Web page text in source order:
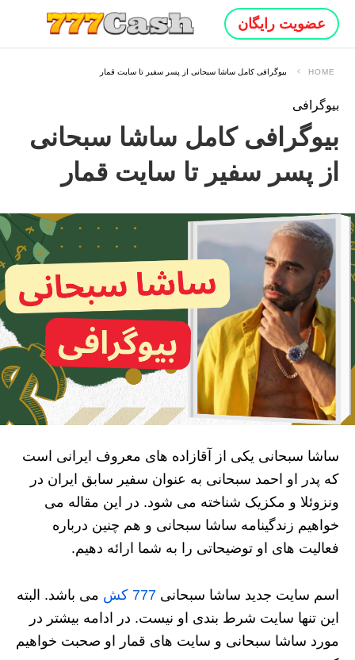
عضویت رایگان
HOME بیوگرافی کامل ساشا سبحانی از پسر سفیر تا سایت قمار
بیوگرافی
بیوگرافی کامل ساشا سبحانی
از پسر سفیر تا سایت قمار
ساشا سبحانی یکی از آقازاده های معروف ایرانی است
که پدر او احمد سبحانی به عنوان سفیر سابق ایران در
ونزوئلا و مکزیک شناخته می شود. در این مقاله می
خواهیم زندگینامه ساشا سبحانی و هم چنین درباره
فعالیت های او توضیحاتی را به شما ارائه دهیم.
اسم سایت جدید ساشا سبحانی 777 کش
می باشد. البته
این تنها سایت شرط بندی او نیست. در ادامه بیشتر در
مورد ساشا سبحانی و سایت های قمار او صحبت خواهیم